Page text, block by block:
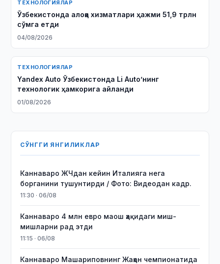
ТЕХНОЛОГИЯЛАР
Ўзбекистонда алоқа хизматлари ҳажми 51,9 трлн
сўмга етди
04/08/2026
ТЕХНОЛОГИЯЛАР
Yandex Auto Ўзбекистонда Li Auto’нинг
технологик ҳамкорига айланди
01/08/2026
СЎНГГИ ЯНГИЛИКЛАР
Каннаваро ЖЧдан кейин Италияга нега
борганини тушунтирди / Фото: Видеодан кадр.
11:30 · 06/08
Каннаваро 4 млн евро маош ҳақидаги миш-
мишларни рад этди
11:15 · 06/08
Каннаваро Машариповнинг Жаҳон чемпионатида